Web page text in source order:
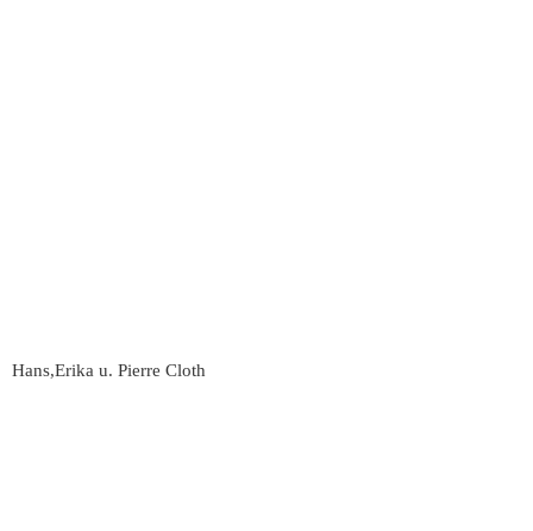
Hans,Erika u. Pierre Cloth